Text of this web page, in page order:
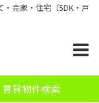
売家・住宅（5DK・戸
賃貸物件検索